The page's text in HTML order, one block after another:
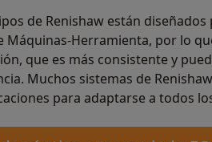
de Renishaw están
Máquinas-Herramienta, por lo
que es más consistente y
Muchos sistemas de
para adaptarse a todos